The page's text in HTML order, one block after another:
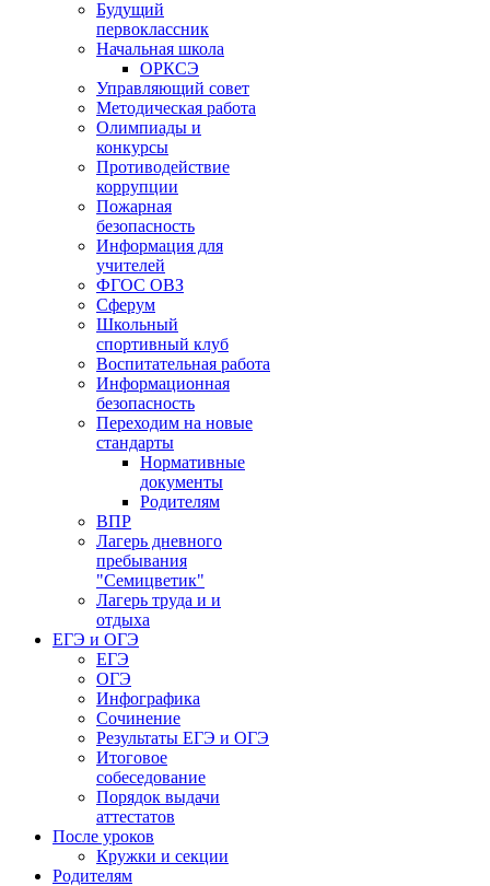
Будущий
первоклассник
Начальная школа
ОРКСЭ
Управляющий совет
Методическая работа
Олимпиады и
конкурсы
Противодействие
коррупции
Пожарная
безопасность
Информация для
учителей
ФГОС ОВЗ
Сферум
Школьный
спортивный клуб
Воспитательная работа
Информационная
безопасность
Переходим на новые
стандарты
Нормативные
документы
Родителям
ВПР
Лагерь дневного
пребывания
"Семицветик"
Лагерь труда и и
отдыха
ЕГЭ и ОГЭ
ЕГЭ
ОГЭ
Инфографика
Сочинение
Результаты ЕГЭ и ОГЭ
Итоговое
собеседование
Порядок выдачи
аттестатов
После уроков
Кружки и секции
Родителям